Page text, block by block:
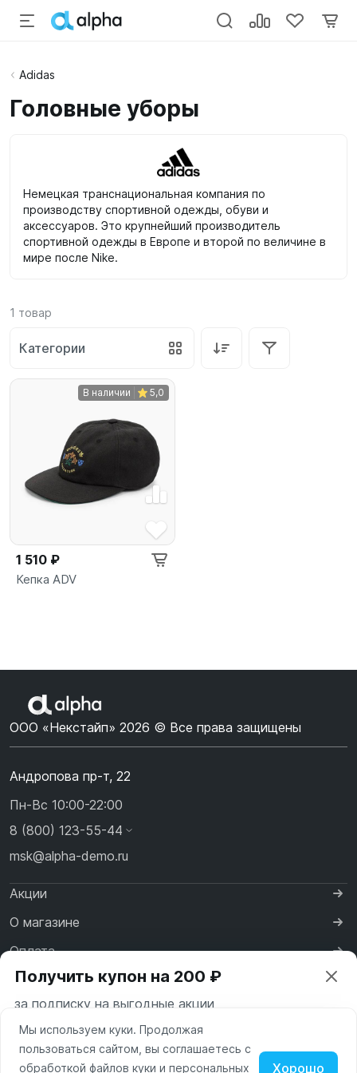
Adidas
Головные уборы
Немецкая транснациональная компания по
производству спортивной одежды, обуви и
аксессуаров. Это крупнейший производитель
спортивной одежды в Европе и второй по величине в
мире после Nike.
1 товар
Категории
В наличии 5,0
1 510 ₽
Кепка ADV
ООО «Некстайп» 2026 © Все права защищены
Андропова пр-т, 22
Пн-Вс 10:00-22:00
8 (800) 123-55-44
msk@alpha-demo.ru
Акции
О магазине
Оплата
Доставка
Контакты
Получить купон на 200 ₽
за подписку на выгодные акции
Ваш город —Москва
Московская область
Мы используем куки. Продолжая
пользоваться сайтом, вы соглашаетесь с
обработкой файлов куки и персональных
Хорошо